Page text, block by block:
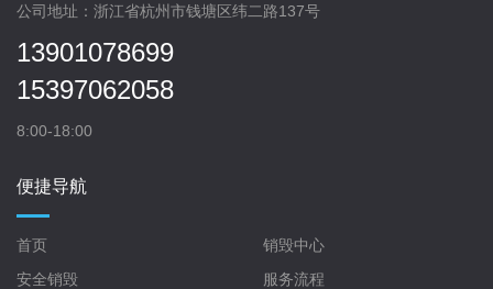
公司地址：浙江省杭州市钱塘区纬二路137号
13901078699
15397062058
8:00-18:00
便捷导航
首页
销毁中心
安全销毁
服务流程